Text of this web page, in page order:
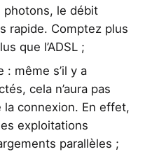
le débit
rapide. Comptez plus
que l’ADSL ;
: même s’il y a
cela n’aura pas
la connexion. En effet,
exploitations
parallèles ;